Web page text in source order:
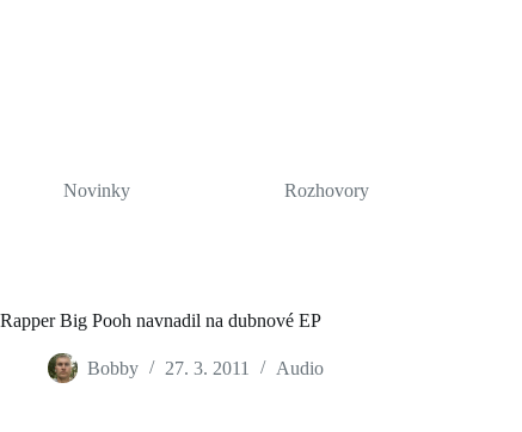
Novinky Rozhovory
Rapper Big Pooh navnadil na dubnové EP
Bobby 27. 3. 2011 Audio